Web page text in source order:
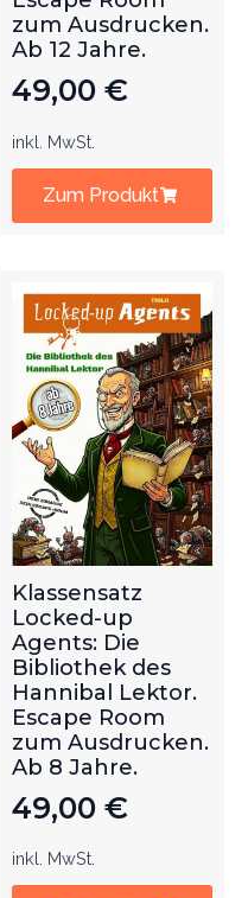
zum Ausdrucken.
Ab 12 Jahre.
49,00 €
inkl. MwSt.
Zum Produkt
Klassensatz
Locked-up
Agents: Die
Bibliothek des
Hannibal Lektor.
Escape Room
zum Ausdrucken.
Ab 8 Jahre.
49,00 €
inkl. MwSt.